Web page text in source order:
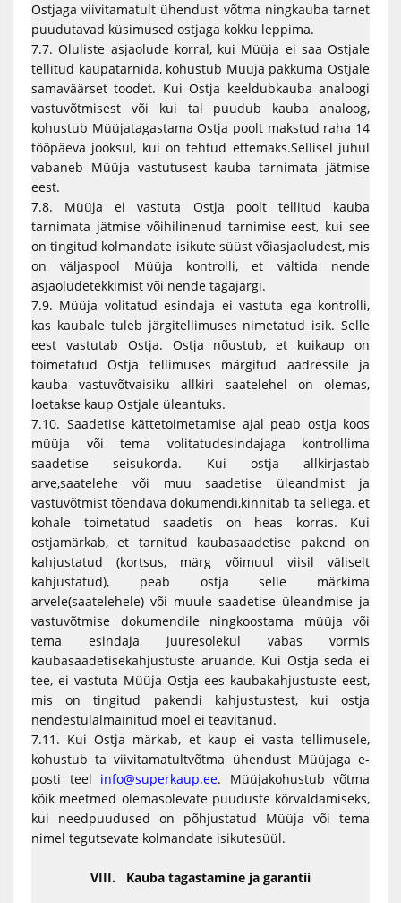
Ostjaga viivitamatult ühendust võtma ningkauba tarnet
puudutavad küsimused ostjaga kokku leppima.
7.7. Oluliste asjaolude korral, kui Müüja ei saa Ostjale
tellitud kaupatarnida, kohustub Müüja pakkuma Ostjale
samaväärset toodet. Kui Ostja keeldubkauba analoogi
vastuvõtmisest või kui tal puudub kauba analoog,
kohustub Müüjatagastama Ostja poolt makstud raha 14
tööpäeva jooksul, kui on tehtud ettemaks.Sellisel juhul
vabaneb Müüja vastutusest kauba tarnimata jätmise
eest.
7.8. Müüja ei vastuta Ostja poolt tellitud kauba
tarnimata jätmise võihilinenud tarnimise eest, kui see
on tingitud kolmandate isikute süüst võiasjaoludest, mis
on väljaspool Müüja kontrolli, et vältida nende
asjaoludetekkimist või nende tagajärgi.
7.9. Müüja volitatud esindaja ei vastuta ega kontrolli,
kas kaubale tuleb järgitellimuses nimetatud isik. Selle
eest vastutab Ostja. Ostja nõustub, et kuikaup on
toimetatud Ostja tellimuses märgitud aadressile ja
kauba vastuvõtvaisiku allkiri saatelehel on olemas,
loetakse kaup Ostjale üleantuks.
7.10. Saadetise kättetoimetamise ajal peab ostja koos
müüja või tema volitatudesindajaga kontrollima
saadetise seisukorda. Kui ostja allkirjastab
arve,saatelehe või muu saadetise üleandmist ja
vastuvõtmist tõendava dokumendi,kinnitab ta sellega, et
kohale toimetatud saadetis on heas korras. Kui
ostjamärkab, et tarnitud kaubasaadetise pakend on
kahjustatud (kortsus, märg võimuul viisil väliselt
kahjustatud), peab ostja selle märkima
arvele(saatelehele) või muule saadetise üleandmise ja
vastuvõtmise dokumendile ningkoostama müüja või
tema esindaja juuresolekul vabas vormis
kaubasaadetisekahjustuste aruande. Kui Ostja seda ei
tee, ei vastuta Müüja Ostja ees kaubakahjustuste eest,
mis on tingitud pakendi kahjustustest, kui ostja
nendestülalmainitud moel ei teavitanud.
7.11. Kui Ostja märkab, et kaup ei vasta tellimusele,
kohustub ta viivitamatultvõtma ühendust Müüjaga e-
posti teel info@superkaup.ee. Müüjakohustub võtma
kõik meetmed olemasolevate puuduste kõrvaldamiseks,
kui needpuudused on põhjustatud Müüja või tema
nimel tegutsevate kolmandate isikutesüül.
VIII. Kauba tagastamine ja garantii